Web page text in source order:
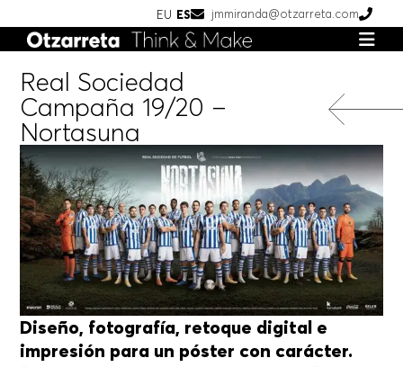
EU ES jmmiranda@otzarreta.com
Real Sociedad
Campaña 19/20 –
Nortasuna
Diseño, fotografía, retoque digital e
impresión para un póster con carácter.